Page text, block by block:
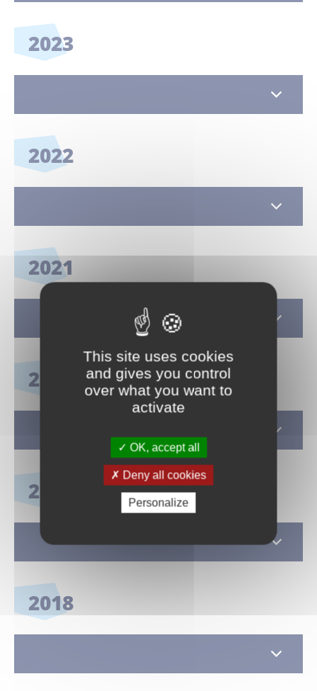
2023
2022
2021
2020
2019
2018
This site uses cookies
and gives you control
over what you want to
activate
OK, accept all
Deny all cookies
Personalize